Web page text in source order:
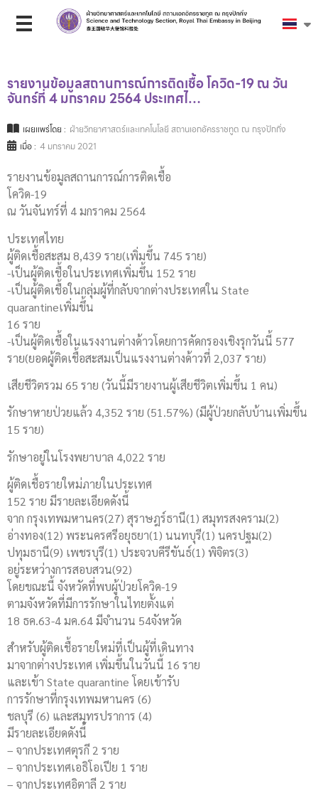
รายงานข้อมูลสถานการณ์การติดเชื้อ โควิด-19 ณ วัน
จันทร์ที่ 4 มกราคม 2564 ประเทศไ…
เผยแพร่โดย : ฝ่ายวิทยาศาสตร์และเทคโนโลยี สถานเอกอัครราชทูต ณ กรุงปักกิ่ง
เมื่อ : 4 มกราคม 2021
รายงานข้อมูลสถานการณ์การติดเชื้อ
โควิด-19
ณ วันจันทร์ที่ 4 มกราคม 2564
ประเทศไทย
ผู้ติดเชื้อสะสม 8,439 ราย(เพิ่มขึ้น 745 ราย)
-เป็นผู้ติดเชื้อในประเทศเพิ่มขึ้น 152 ราย
-เป็นผู้ติดเชื้อในกลุ่มผู้ที่กลับจากต่างประเทศใน State
quarantineเพิ่มขึ้น
16 ราย
-เป็นผู้ติดเชื้อในแรงงานต่างด้าวโดยการคัดกรองเชิงรุกวันนี้ 577
ราย(ยอดผู้ติดเชื้อสะสมเป็นแรงงานต่างด้าวที่ 2,037 ราย)
เสียชีวิตรวม 65 ราย (วันนี้มีรายงานผู้เสียชีวิตเพิ่มขึ้น 1 คน)
รักษาหายป่วยแล้ว 4,352 ราย (51.57%) (มีผู้ป่วยกลับบ้านเพิ่มขึ้น
15 ราย)
รักษาอยู่ในโรงพยาบาล 4,022 ราย
ผู้ติดเชื้อรายใหม่ภายในประเทศ
152 ราย มีรายละเอียดดังนี้
จาก กรุงเทพมหานคร(27) สุราษฎร์ธานี(1) สมุทรสงคราม(2)
อ่างทอง(12) พระนครศรีอยุธยา(1) นนทบุรี(1) นครปฐม(2)
ปทุมธานี(9) เพชรบุรี(1) ประจวบคีรีขันธ์(1) พิจิตร(3)
อยู่ระหว่างการสอบสวน(92)
โดยขณะนี้ จังหวัดที่พบผู้ป่วยโควิด-19
ตามจังหวัดที่มีการรักษาในไทยตั้งแต่
18 ธค.63-4 มค.64 มีจำนวน 54จังหวัด
สำหรับผู้ติดเชื้อรายใหม่ที่เป็นผู้ที่เดินทาง
มาจากต่างประเทศ เพิ่มขึ้นในวันนี้ 16 ราย
และเข้า State quarantine โดยเข้ารับ
การรักษาที่กรุงเทพมหานคร (6)
ชลบุรี (6) และสมุทรปราการ (4)
มีรายละเอียดดังนี้
– จากประเทศตุรกี 2 ราย
– จากประเทศเอธิโอเปีย 1 ราย
– จากประเทศอิตาลี 2 ราย